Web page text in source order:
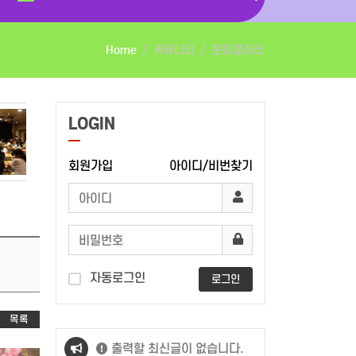
Home 커뮤니티 포토갤러리
목록
LOGIN
회원가입 아이디/비번찾기
자동로그인 로그인
출력할 최신글이 없습니다.